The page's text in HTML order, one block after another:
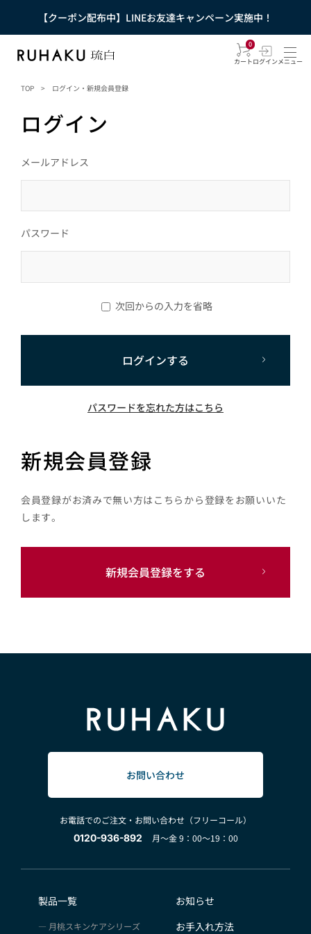
【クーポン配布中】LINEお友達キャンペーン実施中！
0
カートログインメニュー
TOP > ログイン・新規会員登録
ログイン
メールアドレス
パスワード
次回からの入力を省略
ログインする
パスワードを忘れた方はこちら
新規会員登録
会員登録がお済みで無い方はこちらから登録をお願いいた
します。
新規会員登録をする
お問い合わせ
お電話でのご注文・お問い合わせ（フリーコール）
0120-936-892
月～金 9：00～19：00
製品一覧
月桃スキンケアシリーズ
お知らせ
お手入れ方法